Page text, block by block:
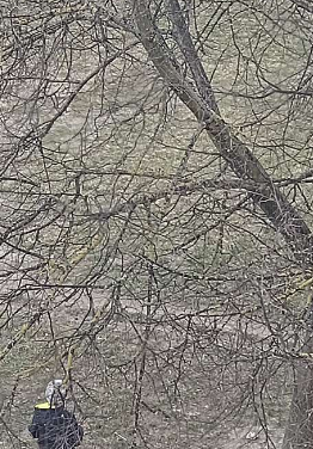
Редакция "ДВ"
Наша гісторыя
Контакты
Правила использования материалов
Электронные обращения